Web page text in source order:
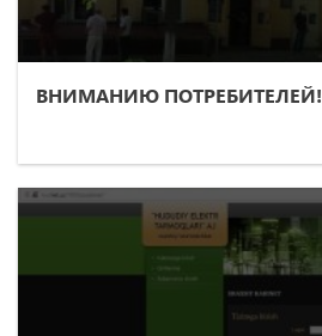
ВНИМАНИЮ ПОТРЕБИТЕЛЕЙ!